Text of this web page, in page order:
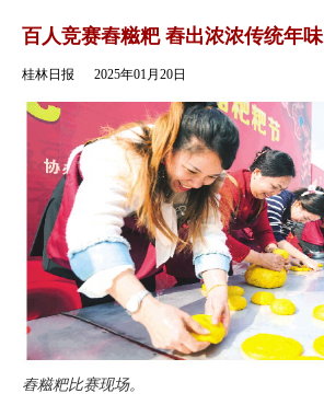
2025年01月20日
百人竞赛舂糍粑 舂出浓浓传统年味
桂林日报 2025年01月20日
舂糍粑比赛现场。